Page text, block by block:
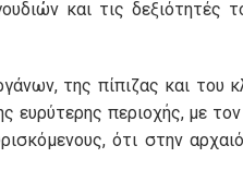
και τις δεξιότητές
της πίπιζας και του
ευρύτερης περιοχής, με
ότι στην